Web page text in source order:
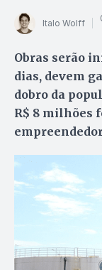
Italo Wolff
Obras serão
dias, devem
dobro da
R$ 8 milhões